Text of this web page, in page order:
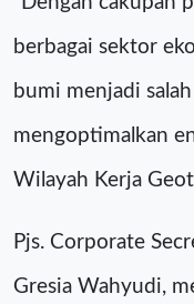
berbagai sektor
bumi menjadi
mengoptimalkan
Wilayah Kerja
Pjs. Corporate
Gresia Wahyudi,